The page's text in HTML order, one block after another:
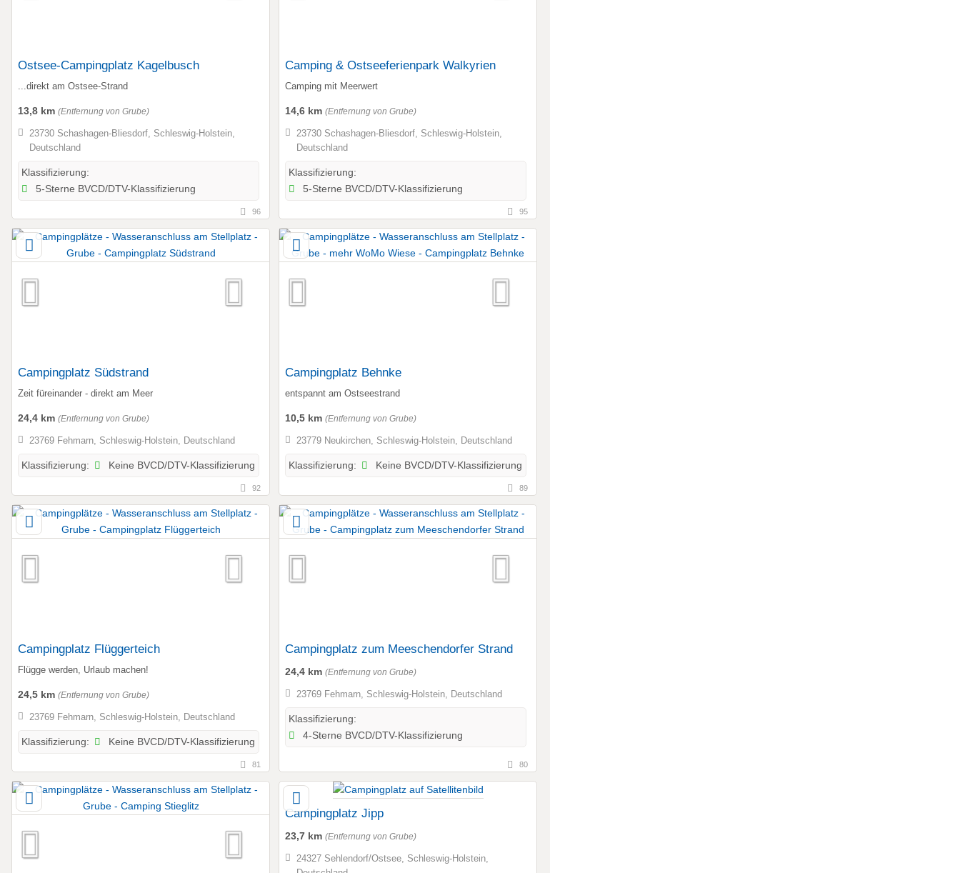
Ostsee-Campingplatz Kagelbusch
...direkt am Ostsee-Strand
13,8 km (Entfernung von Grube)
23730 Schashagen-Bliesdorf, Schleswig-Holstein,
Deutschland
Klassifizierung:
5-Sterne BVCD/DTV-Klassifizierung
96
Camping & Ostseeferienpark Walkyrien
Camping mit Meerwert
14,6 km (Entfernung von Grube)
23730 Schashagen-Bliesdorf, Schleswig-Holstein,
Deutschland
Klassifizierung:
5-Sterne BVCD/DTV-Klassifizierung
95
Campingplatz Südstrand
Zeit füreinander - direkt am Meer
24,4 km (Entfernung von Grube)
23769 Fehmarn, Schleswig-Holstein, Deutschland
Klassifizierung: Keine BVCD/DTV-Klassifizierung
92
Campingplatz Behnke
entspannt am Ostseestrand
10,5 km (Entfernung von Grube)
23779 Neukirchen, Schleswig-Holstein, Deutschland
Klassifizierung: Keine BVCD/DTV-Klassifizierung
89
Campingplatz Flüggerteich
Flügge werden, Urlaub machen!
24,5 km (Entfernung von Grube)
23769 Fehmarn, Schleswig-Holstein, Deutschland
Klassifizierung: Keine BVCD/DTV-Klassifizierung
81
Campingplatz zum Meeschendorfer Strand
24,4 km (Entfernung von Grube)
23769 Fehmarn, Schleswig-Holstein, Deutschland
Klassifizierung:
4-Sterne BVCD/DTV-Klassifizierung
80
Campingplatz Jipp
23,7 km (Entfernung von Grube)
24327 Sehlendorf/Ostsee, Schleswig-Holstein,